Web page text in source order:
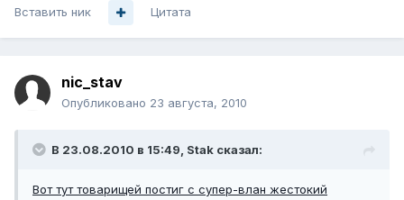
Вставить ник Цитата
nic_stav
Опубликовано 23 августа, 2010
В 23.08.2010 в 15:49, Stak сказал:
Вот тут товарищей постиг с супер-влан жестокий